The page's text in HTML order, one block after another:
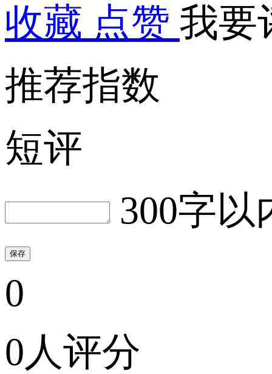
收藏 点赞 我要
推荐指数
短评
300字以
保存
0
0人评分